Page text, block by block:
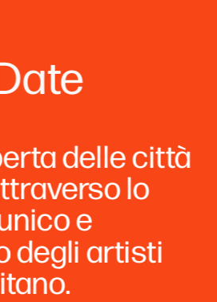
delle città
lo
e
degli artisti